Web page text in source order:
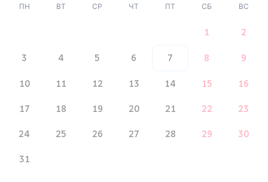
ПН ВТ СР ЧТ ПТ СБ ВС
1 2
3 4 5 6 7 8 9
10 11 12 13 14 15 16
17 18 19 20 21 22 23
24 25 26 27 28 29 30
31